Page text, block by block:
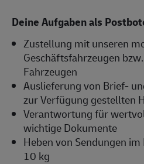
Deine Aufgaben als
Zustellung mit unseren
Geschäftsfahrzeugen
Fahrzeugen
Auslieferung von Brief-
zur Verfügung gestellten
Verantwortung für
wichtige Dokumente
Heben von Sendungen
10 kg